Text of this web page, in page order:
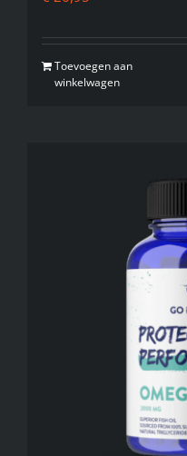
Toevoegen aan
winkelwagen